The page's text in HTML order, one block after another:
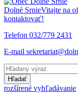
Dolné SrnieVitajte na
kontaktovať!
Telefon 032/779 2431
E-mail
Hľadať
rozšírené vyhľadávanie